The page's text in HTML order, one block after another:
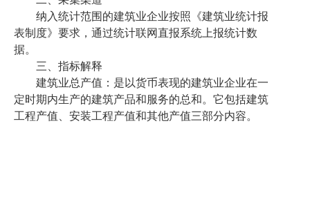
纳入统计范围的建筑业企业按照《建筑业统计报
表制度》要求，通过统计联网直报系统上报统计数
据。
三、指标解释
建筑业总产值：是以货币表现的建筑业企业在一
定时期内生产的建筑产品和服务的总和。它包括建筑
工程产值、安装工程产值和其他产值三部分内容。